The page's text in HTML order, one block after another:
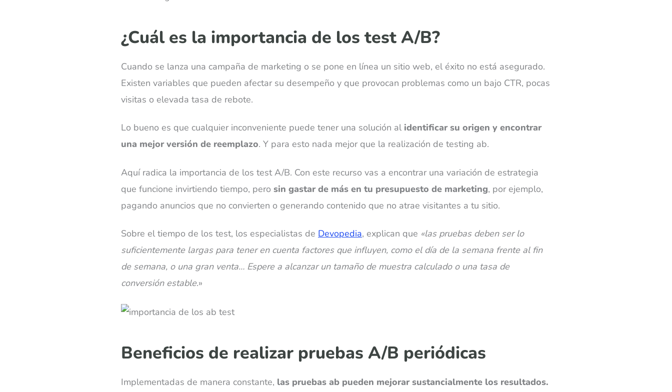
¿Cuál es la importancia de los test A/B?
Cuando se lanza una campaña de marketing o se pone en línea un sitio web, el éxito no está asegurado.
Existen variables que pueden afectar su desempeño y que provocan problemas como un bajo CTR, pocas
visitas o elevada tasa de rebote.
Lo bueno es que cualquier inconveniente puede tener una solución al identificar su origen y encontrar
una mejor versión de reemplazo. Y para esto nada mejor que la realización de testing ab.
Aquí radica la importancia de los test A/B. Con este recurso vas a encontrar una variación de estrategia
que funcione invirtiendo tiempo, pero sin gastar de más en tu presupuesto de marketing, por ejemplo,
pagando anuncios que no convierten o generando contenido que no atrae visitantes a tu sitio.
Sobre el tiempo de los test, los especialistas de Devopedia, explican que «las pruebas deben ser lo
suficientemente largas para tener en cuenta factores que influyen, como el día de la semana frente al fin
de semana, o una gran venta… Espere a alcanzar un tamaño de muestra calculado o una tasa de
conversión estable.»
Beneficios de realizar pruebas A/B periódicas
Implementadas de manera constante, las pruebas ab pueden mejorar sustancialmente los resultados.